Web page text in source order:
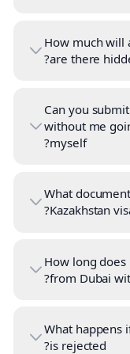
How much will
are there
Can you
without me
myself?
What
Kazakhstan
How long does
from Dubai
What happens
is rejected?